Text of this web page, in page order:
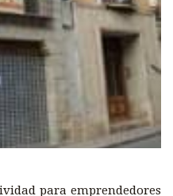
para emprendedores